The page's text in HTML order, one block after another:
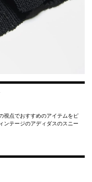
視点でおすすめのアイテムをピ
ンテージのアディダスのスニー